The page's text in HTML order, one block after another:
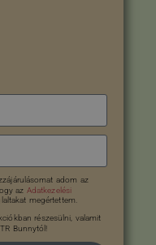
adom az
az Adatkezelési
megértettem.
részesülni, valamit
Bunnytól!